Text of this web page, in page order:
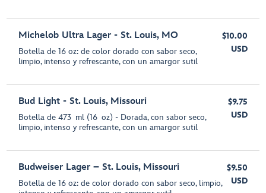
Michelob Ultra Lager - St. Louis, MO
Botella de 16 oz: de color dorado con sabor seco,
limpio, intenso y refrescante, con un amargor sutil
$10.00
USD
Bud Light - St. Louis, Missouri
Botella de 473 ml (16 oz) - Dorada, con sabor seco,
limpio, intenso y refrescante, con un amargor sutil
$9.75
USD
Budweiser Lager – St. Louis, Missouri
Botella de 16 oz: de color dorado con sabor seco, limpio,
$9.50
USD